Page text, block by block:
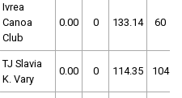
Ivrea
Canoa
Club
0.00 0 133.14 60
TJ Slavia
K. Vary
0.00 0 114.35 104